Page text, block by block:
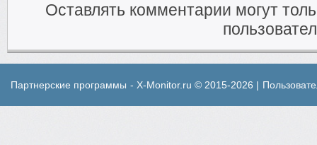
Оставлять комментарии могут
Партнерские программы - X-Monitor.ru © 2015-2026 |